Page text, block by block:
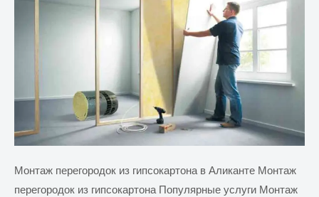
Монтаж перегородок из гипсокартона в Аликанте Монтаж
перегородок из гипсокартона Популярные услуги Монтаж